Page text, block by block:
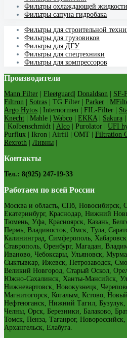
Фильтры охлаждающей жидкости
Фильтры сапуна гидробака
Фильтры для строительной
Фильтры для грузовиков
Фильтры для ДГУ
Фильтры для спецтехники
Фильтры для компрессоров
Производители
Mann Filter Fleetguard Donaldson SF-
Filtron
Sotras | TG Filter | Parker
Argo Hytos | Internormen | FIL-Filter |
Knecht | Mahle | Wabco EKKA Sakura
| Kolbenschmidt | Alco | Purolator | UFI
Purflux | Ikron | Airfil | OMT | Filtration
Rexroth
Ливны
Контакты
Тел.: 8(925) 247-19-33
Работаем по всей России
Москва и область, СПб, Новосибирск,
Екатеринбург, Краснодар, Нижний
Тюмень, Уфа, Красноярск, Казань,
Пермь, Владивосток, Омск, Тула,
Калининград, Симферополь,
Ставрополь, Оренбург, Магадан,
Иваново, Чебоксары, Ульяновск,
Сыктывкар, Ижевск, Петрозаводск,
Великий Новгород, Старый Оскол,
Южно-Сахалинск, Ханты-Мансийск,
Нижневартовск, Новокузнецк,
Магнитогорск, Когалым, Кстово,
Нефтеюганск, Нижний Тагил,
Челны, Орск, Березники, Балаково,
Томск, Пенза, Таганрог,
Архангельск, Елабуга.